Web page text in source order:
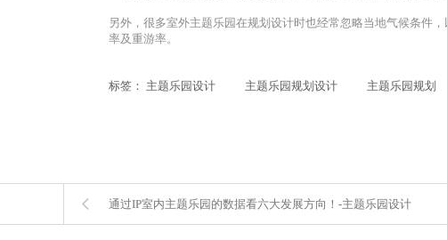
另外，很多室外主题乐园在规划设计时也经常忽略当地气候条件
率及重游率。
标签： 主题乐园设计 主题乐园规划设计 主题乐园规划
通过IP室内主题乐园的数据看六大发展方向！-主题乐园设计